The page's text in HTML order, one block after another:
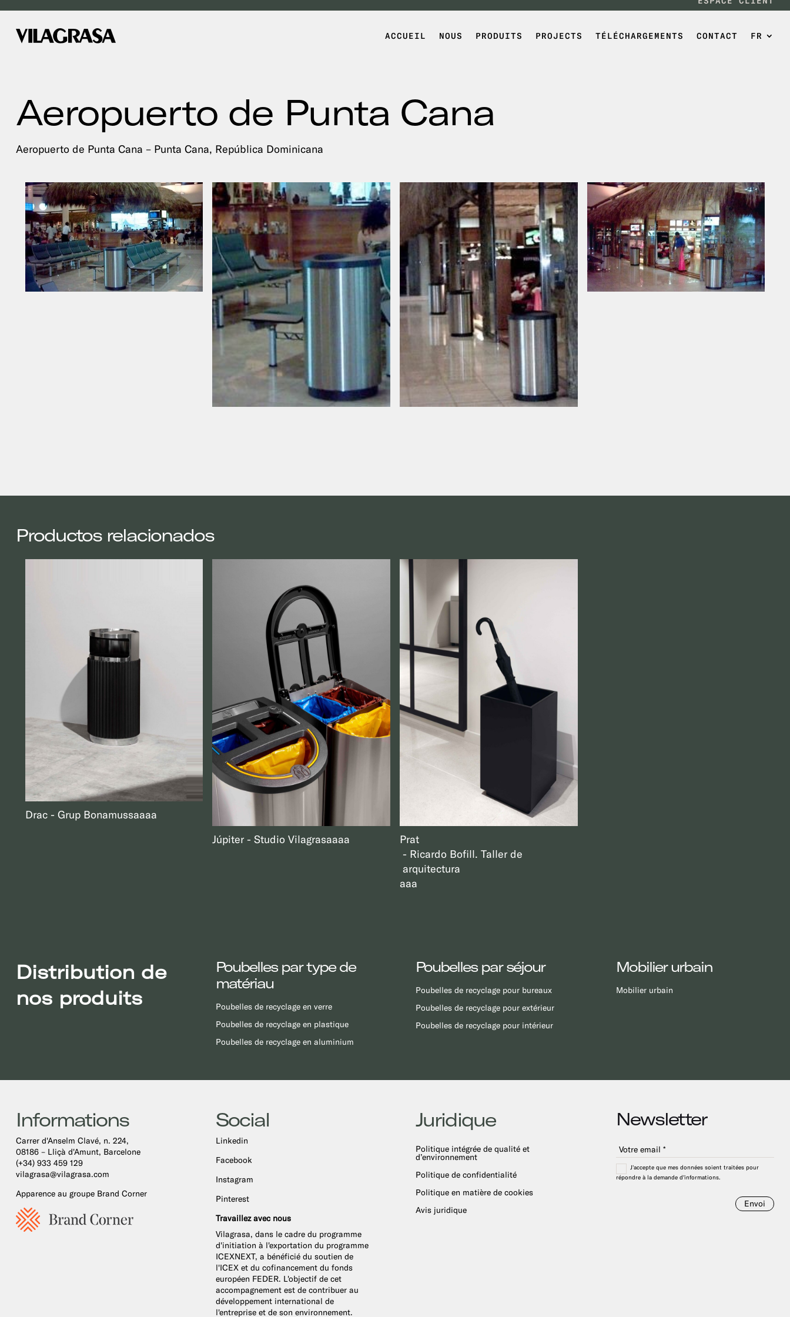
ACCUEIL NOUS PRODUITS PROJECTS TÉLÉCHARGEMENTS CONTACT FR
Aeropuerto de Punta Cana
Aeropuerto de Punta Cana – Punta Cana, República Dominicana
Productos relacionados
Drac Grup Bonamussaaaa
Júpiter Studio Vilagrasaaaa
Prat
Ricardo Bofill. Taller de
arquitectura
aaa
Distribution de
nos produits
Poubelles par type de
matériau
Poubelles de recyclage en verre
Poubelles de recyclage en plastique
Poubelles de recyclage en aluminium
Poubelles par séjour
Poubelles de recyclage pour bureaux
Poubelles de recyclage pour extérieur
Poubelles de recyclage pour intérieur
Mobilier urbain
Mobilier urbain
Informations
Carrer d'Anselm Clavé, n. 224,
08186 – Lliçà d'Amunt, Barcelone
(+34) 933 459 129
vilagrasa@vilagrasa.com
Apparence au groupe Brand Corner
Social
Linkedin
Facebook
Instagram
Pinterest
Travaillez avec nous
Vilagrasa, dans le cadre du programme
d'initiation à l'exportation du programme
ICEXNEXT, a bénéficié du soutien de
l'ICEX et du cofinancement du fonds
européen FEDER. L'objectif de cet
accompagnement est de contribuer au
développement international de
l'entreprise et de son environnement.
Juridique
Politique intégrée de qualité et
d’environnement
Politique de confidentialité
Politique en matière de cookies
Avis juridique
Newsletter
J'accepte que mes données soient traitées pour
répondre à la demande d'informations.
Envoi